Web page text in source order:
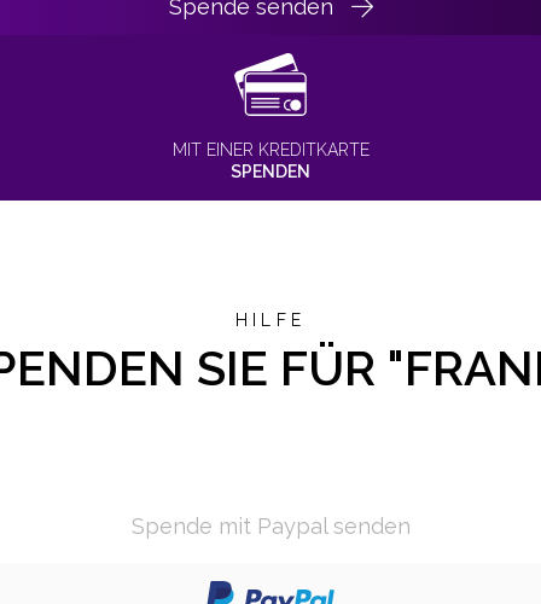
Spende senden
MIT EINER KREDITKARTE
SPENDEN
HILFE
SIE FÜR
Spende mit Paypal senden